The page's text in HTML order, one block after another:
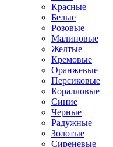
Красные
Белые
Розовые
Малиновые
Желтые
Кремовые
Оранжевые
Персиковые
Коралловые
Синие
Черные
Радужные
Золотые
Сиреневые